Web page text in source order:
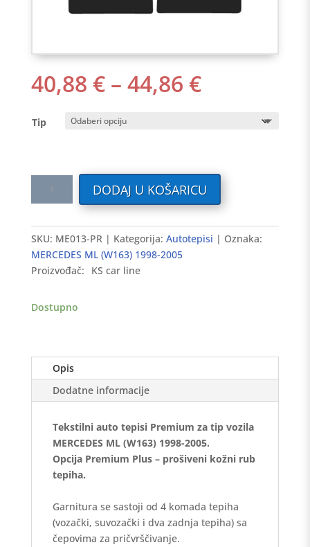
40,88 € – 44,86 €RASPON
CIJENA:
40,88 €
Tip
MERCEDES
ML
(W163)
1998-
-
DODAJ U KOŠARICU
SKU: ME013-PR Kategorija: Autotepisi
Oznaka:
MERCEDES ML (W163) 1998-2005
Proizvođač:
KS car line
Dostupno
Opis
Dodatne informacije
Tekstilni auto tepisi Premium za tip vozila
MERCEDES ML (W163) 1998-2005.
Opcija Premium Plus – prošiveni kožni rub
tepiha.
Garnitura se sastoji od 4 komada tepiha
(vozački, suvozački i dva zadnja tepiha) sa
čepovima za pričvrščivanje.